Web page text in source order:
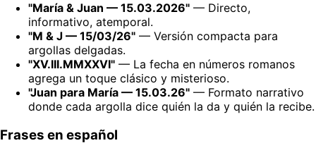
"María & Juan — 15.03.2026" — Directo,
informativo, atemporal.
"M & J — 15/03/26" — Versión compacta para
argollas delgadas.
"XV.III.MMXXVI" — La fecha en números romanos
agrega un toque clásico y misterioso.
"Juan para María — 15.03.26" — Formato narrativo
donde cada argolla dice quién la da y quién la recibe.
Frases en español